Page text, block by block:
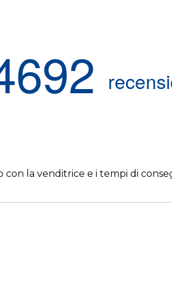
la venditrice e i tempi di